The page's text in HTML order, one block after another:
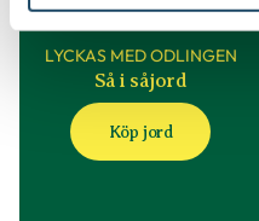
LYCKAS MED ODLINGEN
Så i såjord
Köp jord